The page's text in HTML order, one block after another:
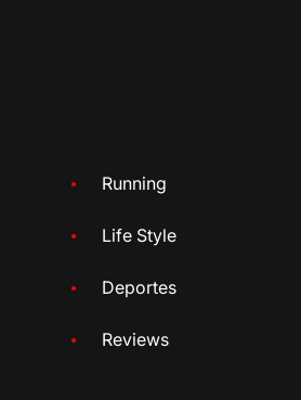
Running
Life Style
Deportes
Reviews